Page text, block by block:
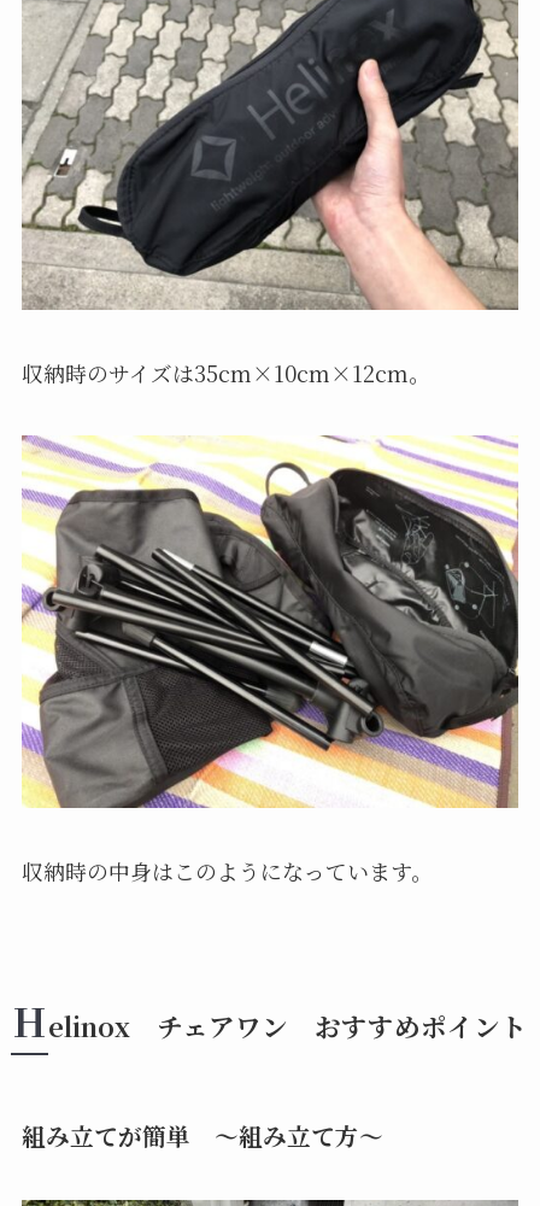
収納時のサイズは35cm×10cm×12cm。
収納時の中身はこのようになっています。
Helinox チェアワン おすすめポイント
組み立てが簡単 ～組み立て方～